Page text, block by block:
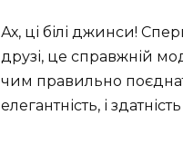
Ах, ці білі джинси!
друзі, це справжній
чим правильно
елегантність, і